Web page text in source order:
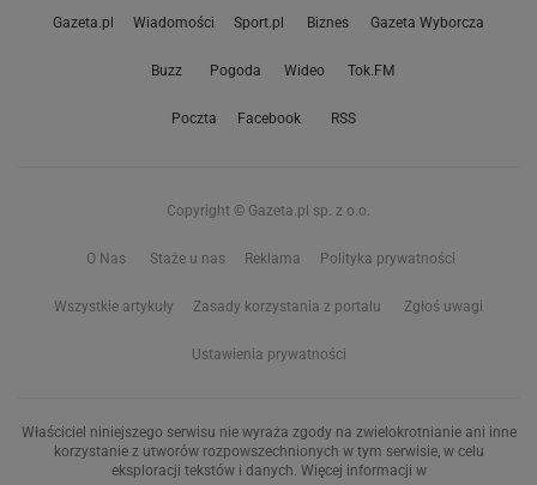
Gazeta.pl Wiadomości Sport.pl Biznes Gazeta Wyborcza
Buzz Pogoda Wideo Tok.FM
Poczta Facebook RSS
Copyright © Gazeta.pl sp. z o.o.
O Nas Staże u nas Reklama Polityka prywatności
Wszystkie artykuły Zasady korzystania z portalu Zgłoś uwagi
Ustawienia prywatności
Właściciel niniejszego serwisu nie wyraża zgody na zwielokrotnianie ani inne
korzystanie z utworów rozpowszechnionych w tym serwisie, w celu
eksploracji tekstów i danych. Więcej informacji w